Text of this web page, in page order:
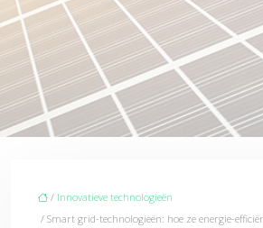
/ Innovatieve technologieën
/ Smart grid-technologieën: hoe ze energie-